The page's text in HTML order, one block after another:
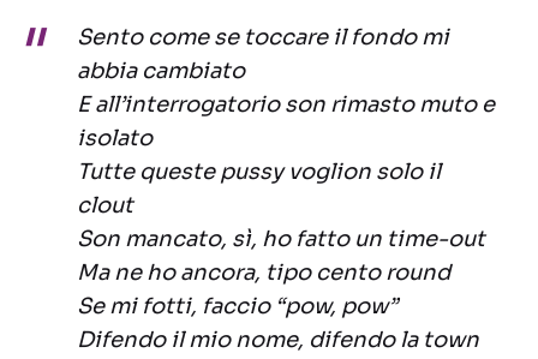
Sento come se toccare il fondo mi
abbia cambiato
E all’interrogatorio son rimasto muto e
isolato
Tutte queste pussy voglion solo il
clout
Son mancato, sì, ho fatto un time-out
Ma ne ho ancora, tipo cento round
Se mi fotti, faccio “pow, pow”
Difendo il mio nome, difendo la town